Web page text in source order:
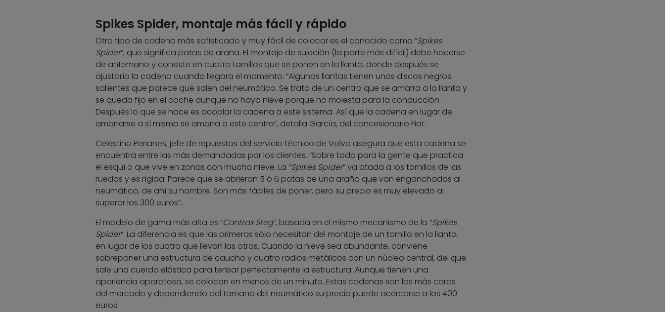
Spikes Spider, montaje más fácil y rápido
Otro tipo de cadena más sofisticado y muy fácil de colocar es el conocido como “Spikes
Spider“, que significa patas de araña. El montaje de sujeción (la parte más difícil) debe hacerse
de antemano y consiste en cuatro tornillos que se ponen en la llanta, donde después se
ajustaría la cadena cuando llegara el momento. “Algunas llantas tienen unos discos negros
salientes que parece que salen del neumático. Se trata de un centro que se amarra a la llanta y
se queda fijo en el coche aunque no haya nieve porque no molesta para la conducción.
Después lo que se hace es acoplar la cadena a este sistema. Así que la cadena en lugar de
amarrarse a sí misma se amarra a este centro”, detalla García, del concesionario Fiat.
Celestino Perianes, jefe de repuestos del servicio técnico de Volvo asegura que esta cadena se
encuentra entre las más demandadas por los clientes. “Sobre todo para la gente que practica
el esquí o que vive en zonas con mucha nieve. La “Spikes Spider” va atada a los tornillos de las
ruedas y es rígida. Parece que se abrieran 5 ó 6 patas de una araña que van enganchadas al
neumático, de ahí su nombre. Son más fáciles de poner, pero su precio es muy elevado al
superar los 300 euros”.
El modelo de gama más alta es “Contrax Steg“, basada en el mismo mecanismo de la “Spikes
Spider“. La diferencia es que las primeras sólo necesitan del montaje de un tornillo en la llanta,
en lugar de los cuatro que llevan las otras. Cuando la nieve sea abundante, conviene
sobreponer una estructura de caucho y cuatro radios metálicos con un núcleo central, del que
sale una cuerda elástica para tensar perfectamente la estructura. Aunque tienen una
apariencia aparatosa, se colocan en menos de un minuto. Estas cadenas son las más caras
del mercado y dependiendo del tamaño del neumático su precio puede acercarse a los 400
euros.